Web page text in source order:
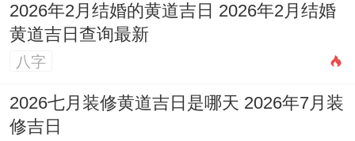
下下卦
此日是百事皆宜的大吉之日 -尤其适合纳采
利。
2026年2月结婚的黄道吉日 2026年2月结婚
黄道吉日查询最新
八字
2026七月装修黄道吉日是哪天 2026年7月装
修吉日